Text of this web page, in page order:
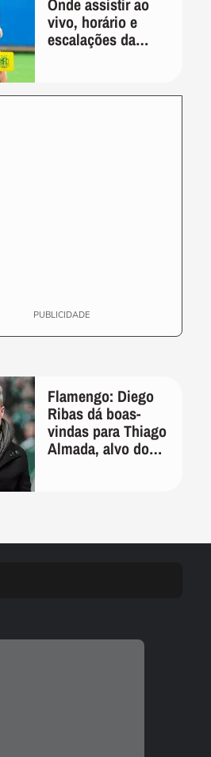
terno de linho
Onde assistir ao
vivo, horário e
escalações da
PUBLICIDADE
Flamengo: Diego
Ribas dá boas-
vindas para Thiago
Almada, alvo do